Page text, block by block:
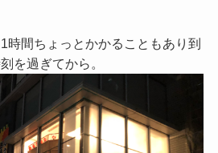
時間ちょっとかかることもあり到
を過ぎてから。